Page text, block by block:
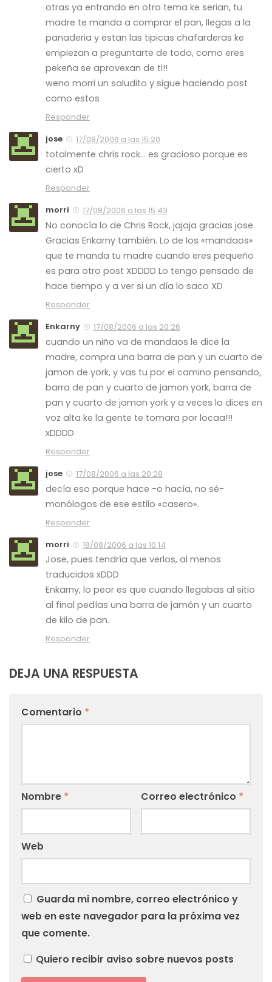
otras ya entrando en otro tema ke serian, tu
madre te manda a comprar el pan, llegas a la
panaderia y estan las tipicas chafarderas ke
empiezan a preguntarte de todo, como eres
pekeña se aprovexan de ti!!
weno morri un saludito y sigue haciendo post
como estos
Responder
jose
17/08/2006 a las 15:20
totalmente chris rock… es gracioso porque es
cierto xD
Responder
morri
17/08/2006 a las 15:43
No conocía lo de Chris Rock, jajaja gracias jose.
Gracias Enkarny también. Lo de los «mandaos»
que te manda tu madre cuando eres pequeño
es para otro post XDDDD Lo tengo pensado de
hace tiempo y a ver si un día lo saco XD
Responder
Enkarny
17/08/2006 a las 20:26
cuando un niño va de mandaos le dice la
madre, compra una barra de pan y un cuarto de
jamon de york, y vas tu por el camino pensando,
barra de pan y cuarto de jamon york, barra de
pan y cuarto de jamon york y a veces lo dices en
voz alta ke la gente te tomara por locaa!!!
xDDDD
Responder
jose
17/08/2006 a las 20:28
decía eso porque hace -o hacía, no sé-
monólogos de ese estilo «casero».
Responder
morri
18/08/2006 a las 10:14
Jose, pues tendría que verlos, al menos
traducidos xDDD
Enkarny, lo peor es que cuando llegabas al sitio
al final pedías una barra de jamón y un cuarto
de kilo de pan.
Responder
DEJA UNA RESPUESTA
Comentario *
Nombre * Correo electrónico *
Web
Guarda mi nombre, correo electrónico y
web en este navegador para la próxima vez
que comente.
Quiero recibir aviso sobre nuevos posts